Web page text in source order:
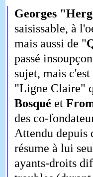
Georges
saisissable, à
mais aussi de "
passé
sujet, mais
"Ligne Claire"
Bosqué et
des co-
Attendu
résume à lui
ayants-droits